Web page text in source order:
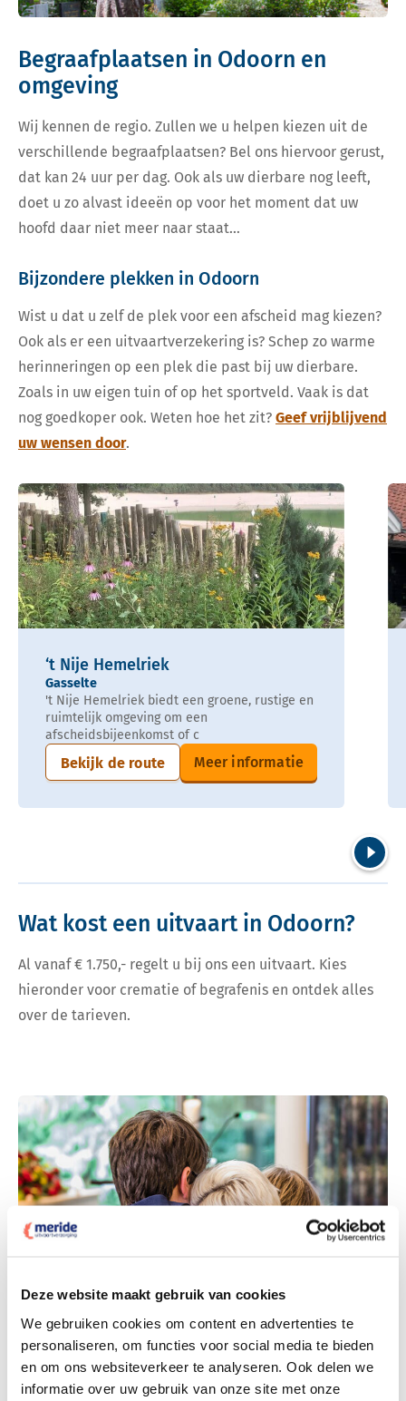
Deze website maakt gebruik van cookies
We gebruiken cookies om content en advertenties te
personaliseren, om functies voor social media te bieden
en om ons websiteverkeer te analyseren. Ook delen we
informatie over uw gebruik van onze site met onze
Begraafplaatsen in Odoorn en
omgeving
Wij kennen de regio. Zullen we u helpen kiezen uit de
verschillende begraafplaatsen? Bel ons hiervoor gerust,
dat kan 24 uur per dag. Ook als uw dierbare nog leeft,
doet u zo alvast ideeën op voor het moment dat uw
hoofd daar niet meer naar staat…
Bijzondere plekken in Odoorn
Wist u dat u zelf de plek voor een afscheid mag kiezen?
Ook als er een uitvaartverzekering is? Schep zo warme
herinneringen op een plek die past bij uw dierbare.
Zoals in uw eigen tuin of op het sportveld. Vaak is dat
nog goedkoper ook. Weten hoe het zit? Geef vrijblijvend
uw wensen door.
‘t Nije Hemelriek
Gasselte
't Nije Hemelriek biedt een groene, rustige en
ruimtelijk omgeving om een
afscheidsbijeenkomst of c
Bekijk de route Meer informatie
Wat kost een uitvaart in Odoorn?
Al vanaf € 1.750,- regelt u bij ons een uitvaart. Kies
hieronder voor crematie of begrafenis en ontdek alles
over de tarieven.
Dit kost een crematie
Bekijk tarieven voor crematie
Bekijk tarieven voor begrafenis